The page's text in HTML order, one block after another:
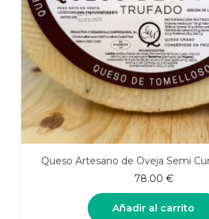
Queso Artesano de Oveja Semi
78.00 €
Añadir al carrito